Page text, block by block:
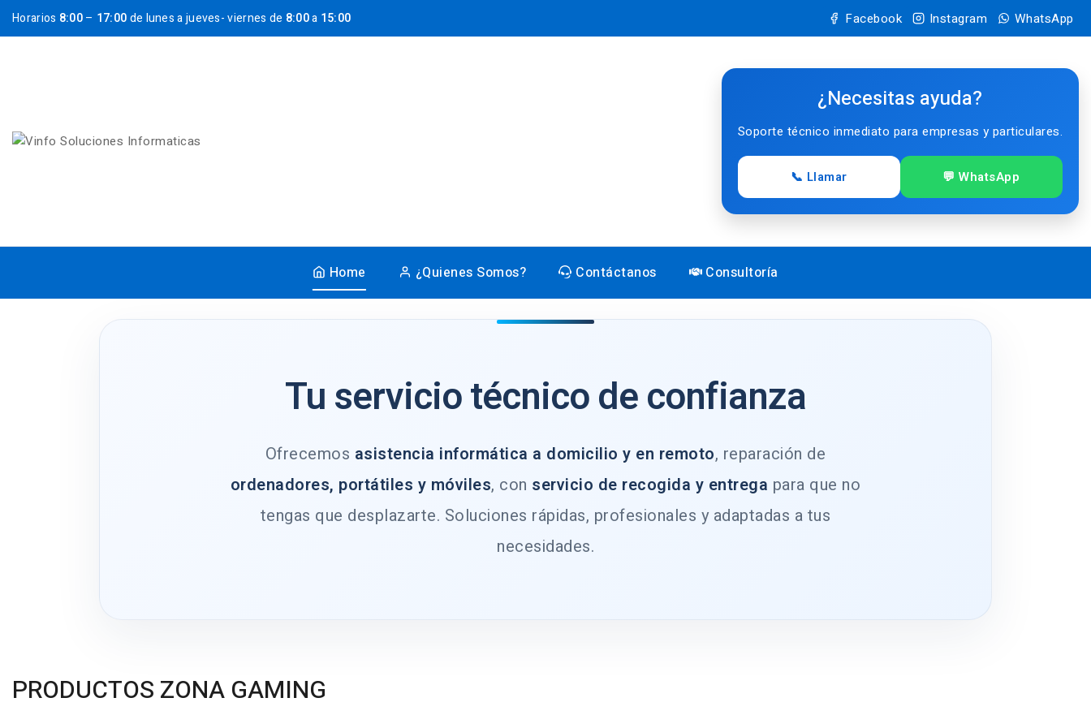
Horarios 8:00– 17:00de lunes a jueves- viernes de 8:00a 15:00 Facebook Instagram WhatsApp
¿Necesitas ayuda?
Soporte técnico inmediato para empresas y particulares.
📞 Llamar 💬 WhatsApp
Home ¿Quienes Somos? Contáctanos Consultoría
Tu servicio técnico de confianza
Ofrecemos asistencia informática a domicilio y en remoto, reparación de
ordenadores, portátiles y móviles, con servicio de recogida y entrega para que no
tengas que desplazarte. Soluciones rápidas, profesionales y adaptadas a tus
necesidades.
PRODUCTOS ZONA GAMING